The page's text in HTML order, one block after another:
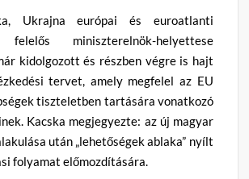
Ukrajna európai és euroatlanti
felelős miniszterelnök-helyettese
kidolgozott és részben végre is hajt
tervet, amely megfelel az EU
tiszteletben tartására vonatkozó
Kacska megjegyezte: az új magyar
után „lehetőségek ablaka” nyílt
folyamat előmozdítására.